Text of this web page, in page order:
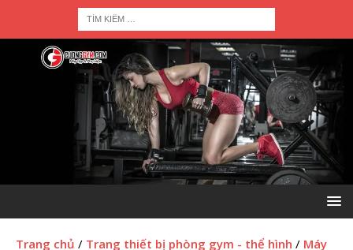
Trang chủ / Trang thiết bị phòng gym - thể hình / Máy